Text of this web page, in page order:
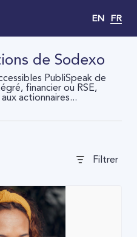
EN FR
de Sodexo
PubliSpeak de
financier ou RSE,
actionnaires...
Filtrer